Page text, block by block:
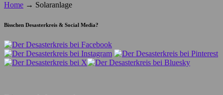
Home → Solaranlage
Bisschen Desasterkreis & Social Media?